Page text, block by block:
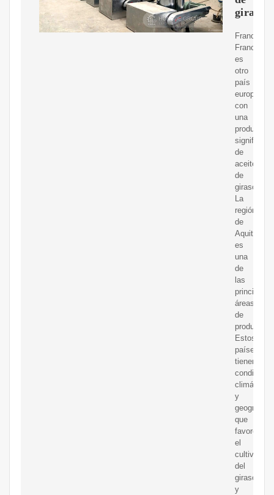
girasol
Francia:
Francia
es
otro
país
europeo
con
una
producción
de
aceite
de
girasol.
La
región
de
Aquitania
es
una
de
las
principales
áreas
de
Estos
países
tienen
climáticas
y
que
favorecen
el
cultivo
del
girasol
y